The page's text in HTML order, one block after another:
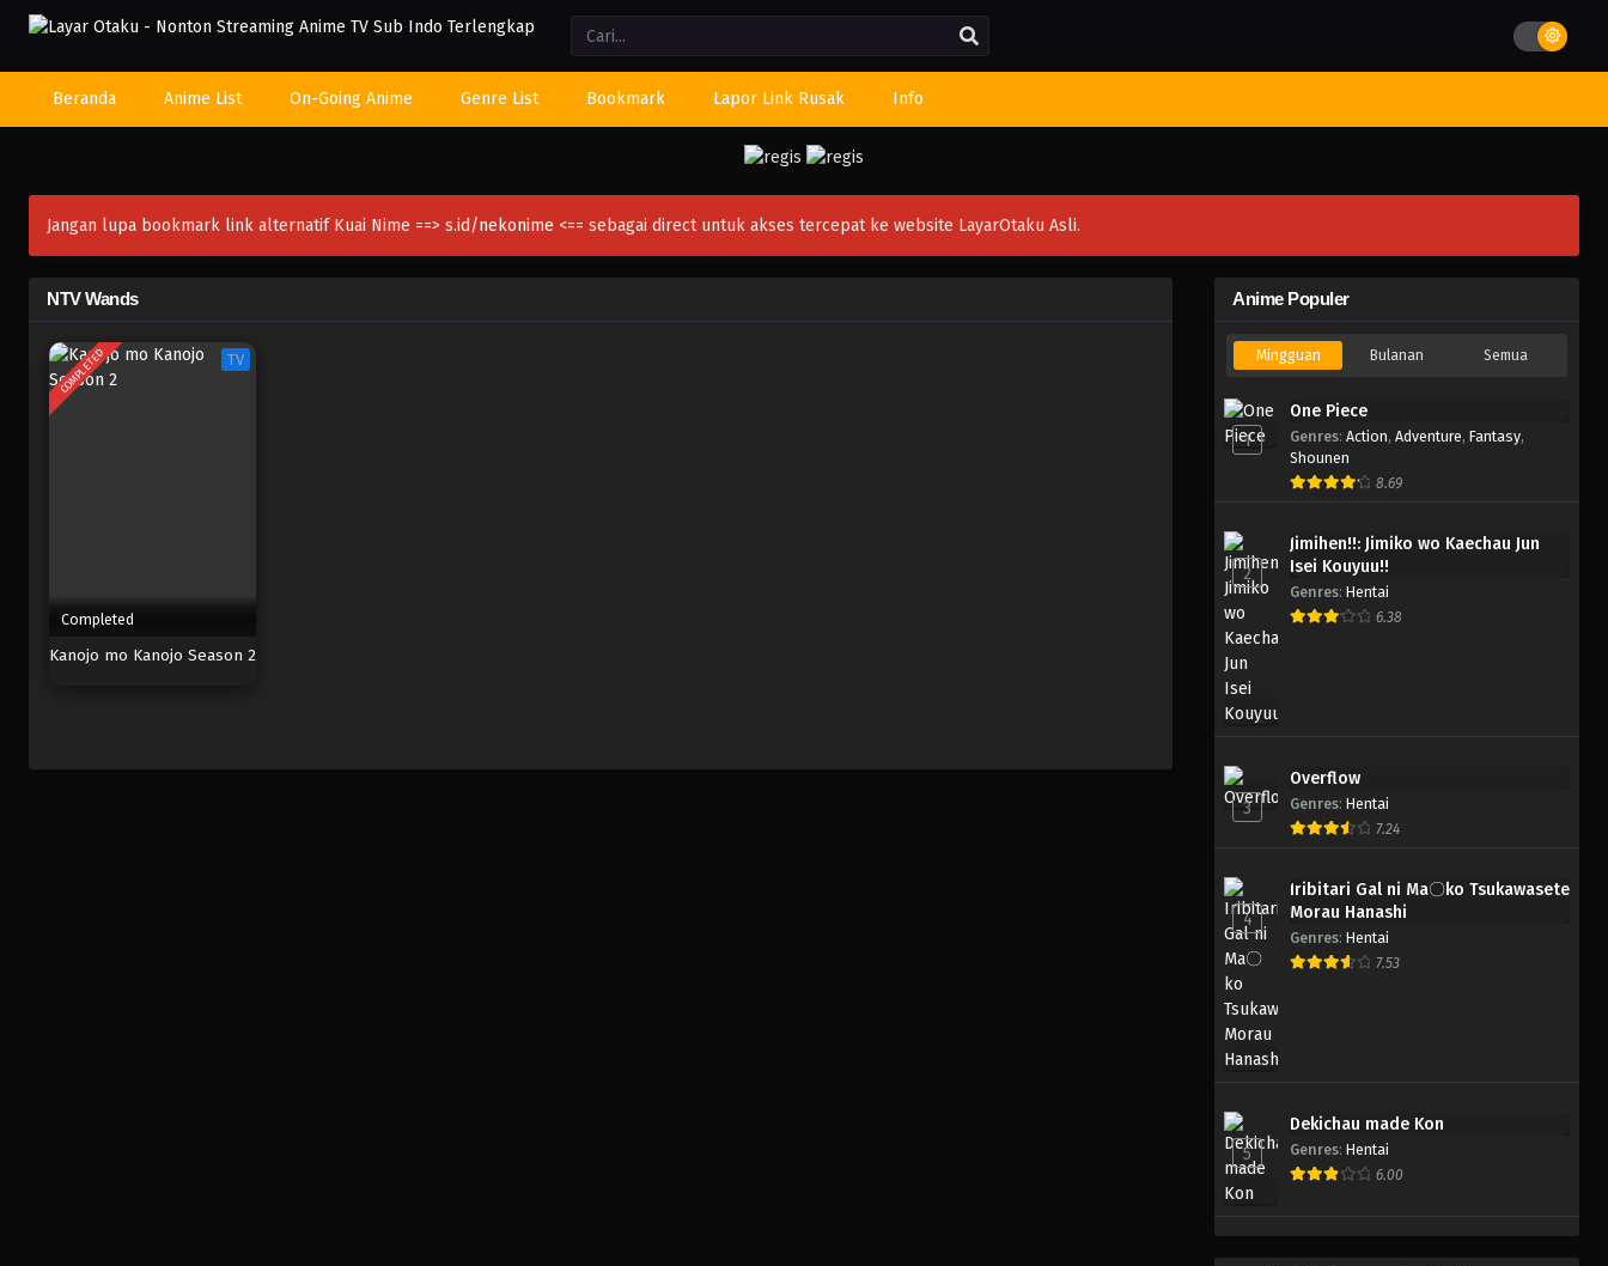
Beranda Anime List On-Going Anime Genre List Bookmark Lapor Link Rusak Info
Jangan lupa bookmark link alternatif Kuai Nime ==> s.id/nekonime <== sebagai direct untuk akses tercepat ke website LayarOtaku Asli.
NTV Wands
COMPLETED TV
Completed
Kanojo mo Kanojo Season 2
Anime Populer
Mingguan Bulanan Semua
1
One Piece
Genres: Action, Adventure, Fantasy,
Shounen
8.69
2
Jimihen!!: Jimiko wo Kaechau Jun
Isei Kouyuu!!
Genres: Hentai
6.38
3
Overflow
Genres: Hentai
7.24
4
Iribitari Gal ni Ma〇ko Tsukawasete
Morau Hanashi
Genres: Hentai
7.53
5
Dekichau made Kon
Genres: Hentai
6.00